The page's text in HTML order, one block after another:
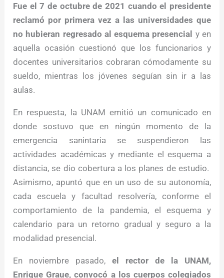
Fue el 7 de octubre de 2021 cuando el presidente
reclamó por primera vez a las universidades que
no hubieran regresado al esquema presencial y en
aquella ocasión cuestionó que los funcionarios y
docentes universitarios cobraran cómodamente su
sueldo, mientras los jóvenes seguían sin ir a las
aulas.
En respuesta, la UNAM emitió un comunicado en
donde sostuvo que en ningún momento de la
emergencia sanintaria se suspendieron las
actividades académicas y mediante el esquema a
distancia, se dio cobertura a los planes de estudio.
Asimismo, apuntó que en un uso de su autonomía,
cada escuela y facultad resolvería, conforme el
comportamiento de la pandemia, el esquema y
calendario para un retorno gradual y seguro a la
modalidad presencial.
En noviembre pasado,el rector de la UNAM,
Enrique Graue, convocó a los cuerpos colegiados